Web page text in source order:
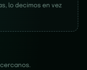
lo decimos en vez